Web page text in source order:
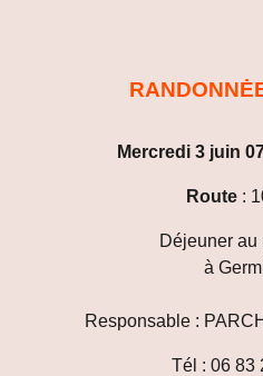
Mercredi 3 juin
Route :
Déjeuner au
à
Responsable :
Tél : 06 83